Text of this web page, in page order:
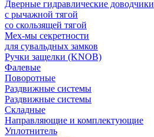
Дверные гидравлические доводчики
с рычажной тягой
со скользящей тягой
Мех-мы секретности
для сувальдных замков
Ручки защелки (KNOB)
Фалевые
Поворотные
Раздвижные системы
Раздвижные системы
Складные
Направляющие и комплектующие
Уплотнитель